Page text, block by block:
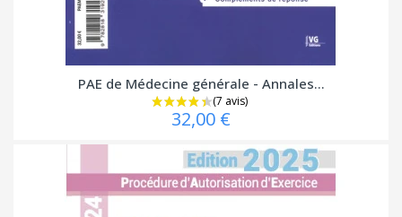
PAE de Médecine générale - Annales...
32,00 €